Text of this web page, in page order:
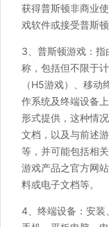
获得普斯顿非商业
戏软件或接受普斯
3、普斯顿游戏：
称，包括但不限于
（H5游戏）、移
作系统及终端设备
形式提供，这种情
文档，以及与前述
等，并可能包括相
游戏产品之官方网
料或电子文档等。
4、终端设备：安装